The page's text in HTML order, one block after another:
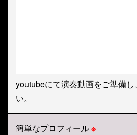
youtubeにて演奏動画をご準備
い。
簡単なプロフィール※